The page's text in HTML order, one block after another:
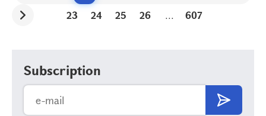
23
24 25 26 ... 607
Subscription